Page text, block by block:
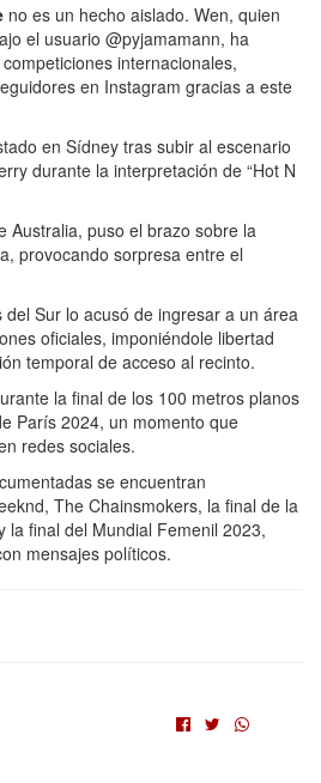
no es un hecho aislado. Wen, quien
el usuario @pyjamamann, ha
internacionales,
en Instagram gracias a este
en Sídney tras subir al escenario
durante la interpretación de “Hot N
Australia, puso el brazo sobre la
provocando sorpresa entre el
Sur lo acusó de ingresar a un área
oficiales, imponiéndole libertad
temporal de acceso al recinto.
la final de los 100 metros planos
París 2024, un momento que
redes sociales.
se encuentran
The Chainsmokers, la final de la
la final del Mundial Femenil 2023,
mensajes políticos.